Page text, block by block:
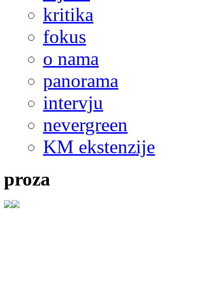
kritika
fokus
o nama
panorama
intervju
nevergreen
KM ekstenzije
proza